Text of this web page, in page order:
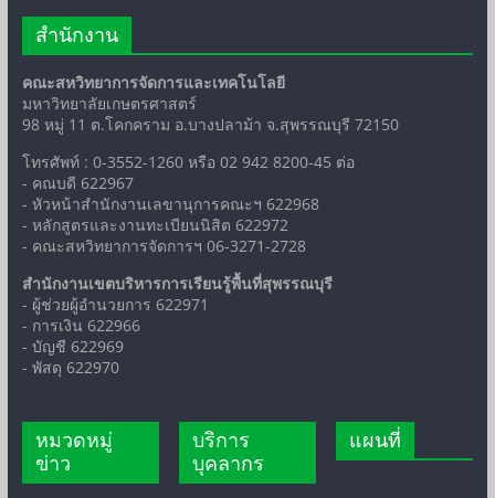
สำนักงาน
คณะสหวิทยาการจัดการและเทคโนโลยี
มหาวิทยาลัยเกษตรศาสตร์
98 หมู่ 11 ต.โคกคราม อ.บางปลาม้า จ.สุพรรณบุรี 72150
โทรศัพท์ : 0-3552-1260 หรือ 02 942 8200-45 ต่อ
- คณบดี 622967
- หัวหน้าสำนักงานเลขานุการคณะฯ 622968
- หลักสูตรและงานทะเบียนนิสิต 622972
- คณะสหวิทยาการจัดการฯ 06-3271-2728
สำนักงานเขตบริหารการเรียนรู้พื้นที่สุพรรณบุรี
- ผู้ช่วยผู้อำนวยการ 622971
- การเงิน 622966
- บัญชี 622969
- พัสดุ 622970
หมวดหมู่
ข่าว
บริการ
บุคลากร
แผนที่